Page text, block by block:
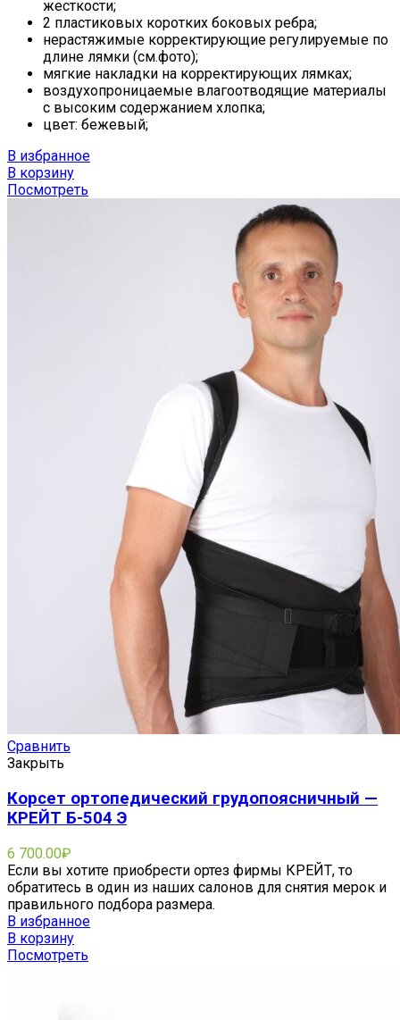
жесткости;
2 пластиковых коротких боковых ребра;
нерастяжимые корректирующие регулируемые по
длине лямки (см.фото);
мягкие накладки на корректирующих лямках;
воздухопроницаемые влагоотводящие материалы
с высоким содержанием хлопка;
цвет: бежевый;
В избранное
В корзину
Посмотреть
Сравнить
Закрыть
Корсет ортопедический грудопоясничный —
КРЕЙТ Б-504 Э
6 700.00₽
Если вы хотите приобрести ортез фирмы КРЕЙТ, то
обратитесь в один из наших салонов для снятия мерок и
правильного подбора размера.
В избранное
В корзину
Посмотреть